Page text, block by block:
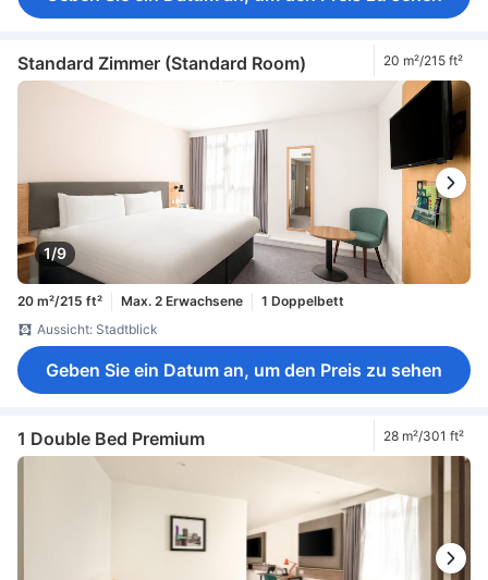
Standard Zimmer (Standard Room) 20 m²/215 ft²
1/9
20 m²/215 ft² Max. 2 Erwachsene
1 Doppelbett
Aussicht: Stadtblick
Geben Sie ein Datum an, um den Preis zu sehen
1 Double Bed Premium 28 m²/301 ft²